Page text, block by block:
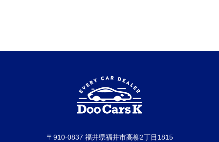
〒910-0837 福井県福井市高柳2丁目1815